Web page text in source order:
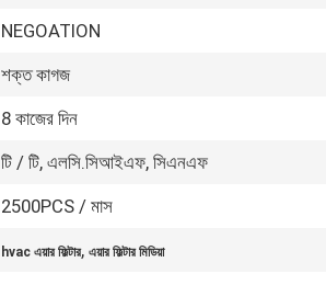
NEGOATION
শক্ত কাগজ
8 কাজের দিন
টি / টি, এলসি.সিআইএফ, সিএনএফ
2500PCS / মাস
hvac এয়ার ফিল্টার,এয়ার ফিল্টার মিডিয়া